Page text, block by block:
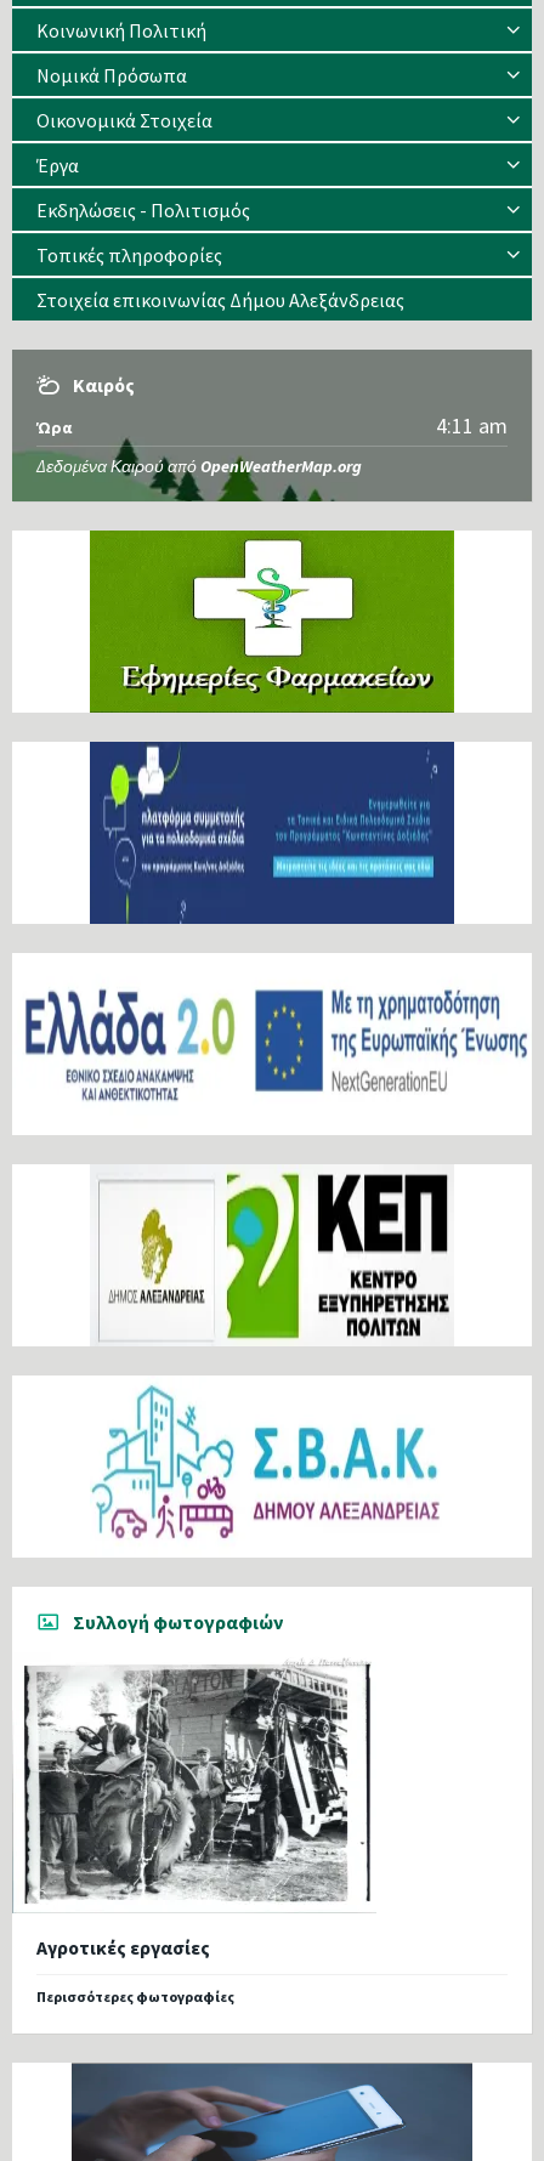
Κοινωνική Πολιτική
Νομικά Πρόσωπα
Οικονομικά Στοιχεία
Έργα
Εκδηλώσεις - Πολιτισμός
Τοπικές πληροφορίες
Στοιχεία επικοινωνίας Δήμου Αλεξάνδρειας
Καιρός
Ώρα 4:11 am
Δεδομένα Καιρού από OpenWeatherMap.org
Συλλογή φωτογραφιών
Αγροτικές εργασίες
Περισσότερες φωτογραφίες